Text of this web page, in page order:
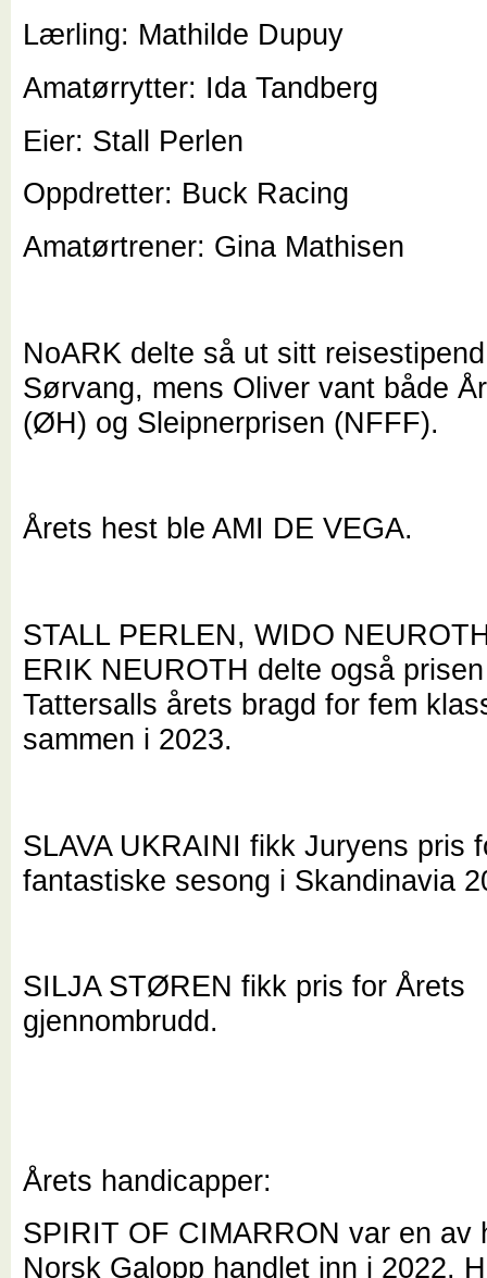
Lærling: Mathilde Dupuy
Amatørrytter: Ida Tandberg
Eier: Stall Perlen
Oppdretter: Buck Racing
Amatørtrener: Gina Mathisen
NoARK delte så ut sitt
Sørvang, mens Oliver vant både
(ØH) og Sleipnerprisen (NFFF).
Årets hest ble AMI DE VEGA.
STALL PERLEN, WIDO
ERIK NEUROTH delte også
Tattersalls årets bragd for fem
sammen i 2023.
SLAVA UKRAINI fikk Juryens pris
fantastiske sesong i Skandinavia
SILJA STØREN fikk pris for Årets
gjennombrudd.
Årets handicapper:
SPIRIT OF CIMARRON var en av
Norsk Galopp handlet inn i 2022.